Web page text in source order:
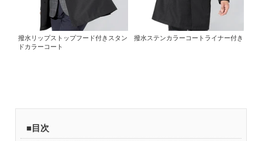
撥水リップストップフード付きスタン
ドカラーコート
撥水ステンカラーコートライナー付き
■目次